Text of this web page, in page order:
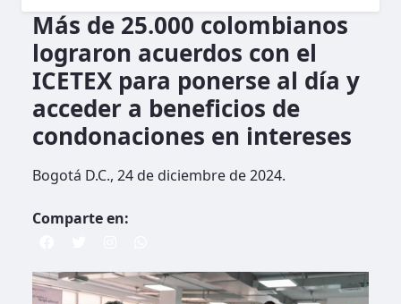
Más de 25.000 colombianos
lograron acuerdos con el
ICETEX para ponerse al día y
acceder a beneficios de
condonaciones en intereses
Bogotá D.C., 24 de diciembre de 2024.
Comparte en: